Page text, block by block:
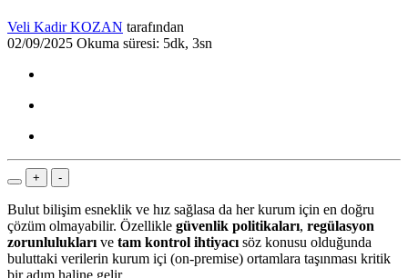
Veli Kadir KOZAN tarafından
02/09/2025 Okuma süresi: 5dk, 3sn
+ -
Bulut bilişim esneklik ve hız sağlasa da her kurum için en doğru
çözüm olmayabilir. Özellikle güvenlik politikaları, regülasyon
zorunlulukları ve tam kontrol ihtiyacı söz konusu olduğunda
buluttaki verilerin kurum içi (on-premise) ortamlara taşınması kritik
bir adım haline gelir.